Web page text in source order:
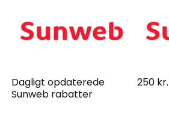
Dagligt opdaterede
Sunweb rabatter
250